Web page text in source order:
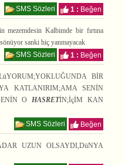
SMS Sözleri
1 : Beğen
mezemdesin Kalbimde bir fırtına
sanki hiç yanmayacak
SMS Sözleri
1 : Beğen
BİR
KATLANIRIM;AMA SENİN
OHASRETİN;İçİM KAN
SMS Sözleri
Beğen
UZUN OLSAYDI,DüNYA